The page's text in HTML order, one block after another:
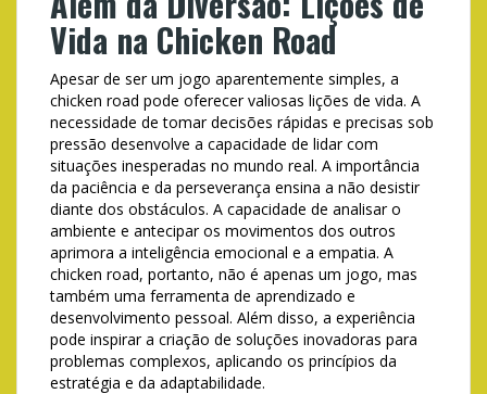
Vida na Chicken Road
Apesar de ser um jogo aparentemente simples, a
chicken road pode oferecer valiosas lições de vida. A
necessidade de tomar decisões rápidas e precisas sob
pressão desenvolve a capacidade de lidar com
situações inesperadas no mundo real. A importância
da paciência e da perseverança ensina a não desistir
diante dos obstáculos. A capacidade de analisar o
ambiente e antecipar os movimentos dos outros
aprimora a inteligência emocional e a empatia. A
chicken road, portanto, não é apenas um jogo, mas
também uma ferramenta de aprendizado e
desenvolvimento pessoal. Além disso, a experiência
pode inspirar a criação de soluções inovadoras para
problemas complexos, aplicando os princípios da
estratégia e da adaptabilidade.